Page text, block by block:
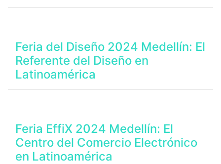
Feria del Diseño 2024 Medellín: El
Referente del Diseño en
Latinoamérica
Feria EffiX 2024 Medellín: El
Centro del Comercio Electrónico
en Latinoamérica